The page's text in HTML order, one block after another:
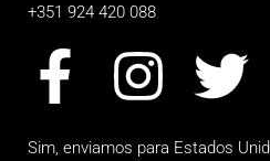
+351 924 420 088
Sim, enviamos para Estados